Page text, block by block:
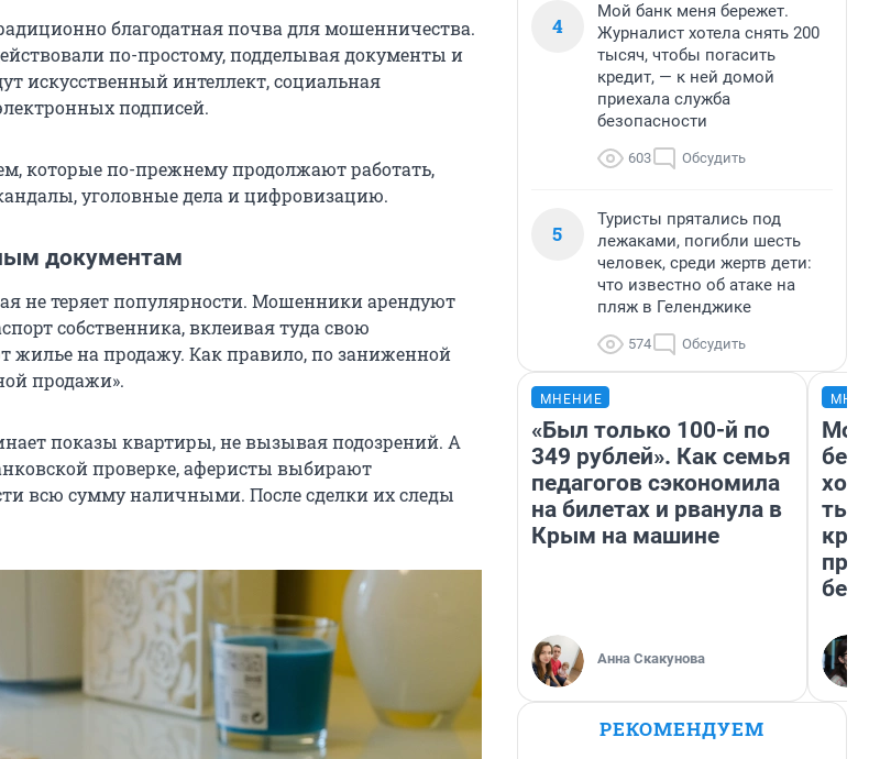
благодатная почва для мошенничества.
по-простому, подделывая документы и
искусственный интеллект, социальная
подписей.
которые по-прежнему продолжают работать,
уголовные дела и цифровизацию.
документам
не теряет популярности. Мошенники арендуют
собственника, вклеивая туда свою
жилье на продажу. Как правило, по заниженной
продажи».
показы квартиры, не вызывая подозрений. А
проверке, аферисты выбирают
всю сумму наличными. После сделки их следы
4
Мой банк меня бережет.
Журналист хотела снять 200
тысяч, чтобы погасить
кредит, — к ней домой
приехала служба
безопасности
603 Обсудить
5
Туристы прятались под
лежаками, погибли шесть
человек, среди жертв дети:
что известно об атаке на
пляж в Геленджике
574 Обсудить
МНЕНИЕ
«Был только 100-й по
349 рублей». Как семья
педагогов сэкономила
на билетах и рванула в
Крым на машине
Анна Скакунова
Мой
РЕКОМЕНДУЕМ